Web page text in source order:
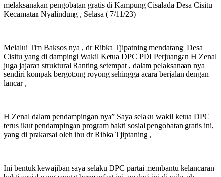
melaksanakan pengobatan gratis di Kampung Cisalada Desa Cisitu
Kecamatan Nyalindung , Selasa ( 7/11/23)
Melalui Tim Baksos nya , dr Ribka Tjipatning mendatangi Desa
Cisitu yang di dampingi Wakil Ketua DPC PDI Perjuangan H Zenal
juga jajaran struktural Ranting setempat , dalam pelaksanaan nya
sendiri kompak bergotong royong sehingga acara berjalan dengan
lancar ,
H Zenal dalam pendampingan nya” Saya selaku wakil ketua DPC
terus ikut pendampingan program bakti sosial pengobatan gratis ini,
yang di prakarsai oleh ibu dr Ribka Tjiptaning ,
Ini bentuk kewajiban saya selaku DPC partai membantu kelancaran